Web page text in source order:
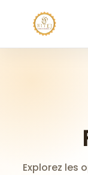
Explorez les